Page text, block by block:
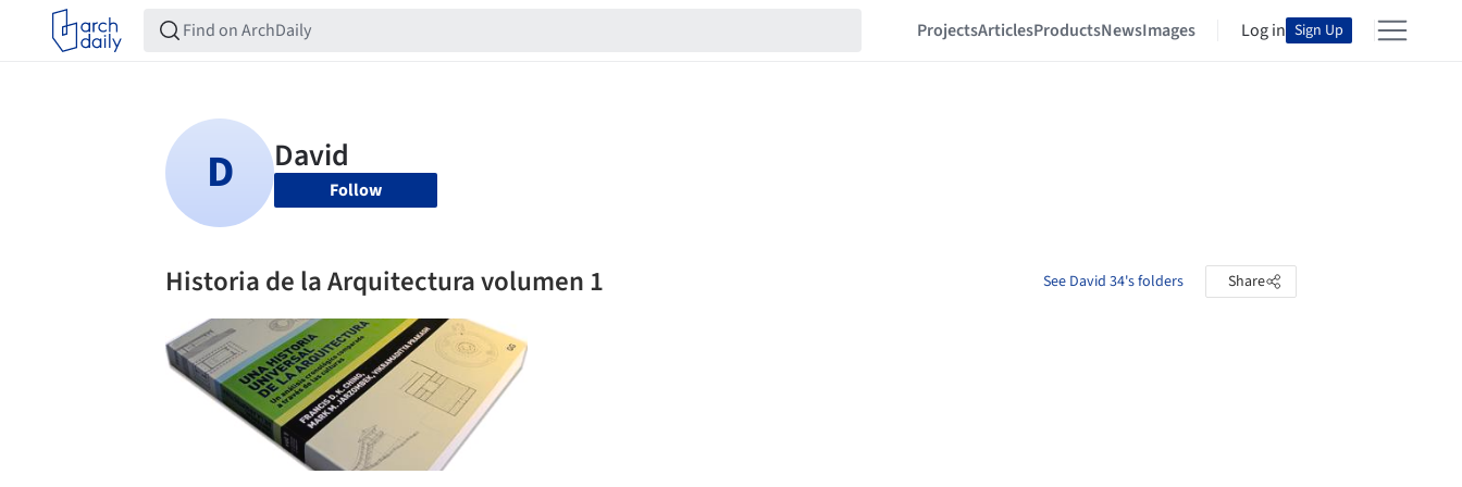
ProjectsArticlesProductsNewsImages Log in Sign Up
Follow
Historia de la Arquitectura volumen 1 See David 34's folders Share